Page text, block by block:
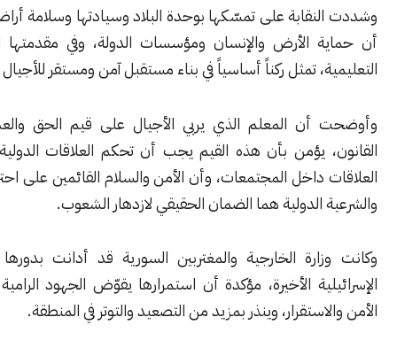
على تمسّكها بوحدة البلاد وسيادتها وسلامة أراضيها، معتبرة
الأرض والإنسان ومؤسسات الدولة، وفي مقدمتها المؤسسات
تمثل ركناً أساسياً في بناء مستقبل آمن ومستقر للأجيال القادمة.
المعلم الذي يربي الأجيال على قيم الحق والعدل واحترام
يؤمن بأن هذه القيم يجب أن تحكم العلاقات الدولية كما تحكم
داخل المجتمعات، وأن الأمن والسلام القائمين على احترام السيادة
الدولية هما الضمان الحقيقي لازدهار الشعوب.
الخارجية والمغتربين السورية قد أدانت بدورها الاعتداءات
الأخيرة، مؤكدة أن استمرارها يقوّض الجهود الرامية إلى ترسيخ
وينذر بمزيد من التصعيد والتوتر في المنطقة.